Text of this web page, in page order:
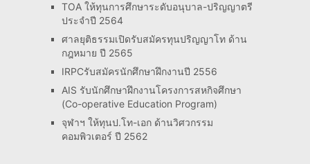
TOA ให้ทุนการศึกษาระดับอนุบาล-ปริญญาตรี
ประจำปี 2564
ศาลยุติธรรมเปิดรับสมัครทุนปริญญาโท ด้าน
กฎหมาย ปี 2565
IRPCรับสมัครนักศึกษาฝึกงานปี 2556
AIS รับนักศึกษาฝึกงานโครงการสหกิจศึกษา
(Co-operative Education Program)
จุฬาฯ ให้ทุนป.โท-เอก ด้านวิศวกรรม
คอมพิวเตอร์ ปี 2562